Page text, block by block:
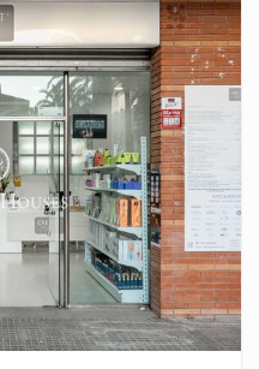
+ premier étage +
Occupation maximale
maximale
Construction auxiliaire
maximale Usage
de tranquillité tout au long
à proximité du parc